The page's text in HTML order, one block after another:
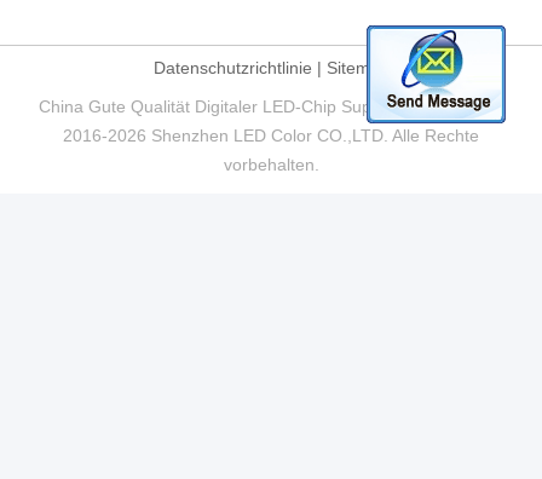
Datenschutzrichtlinie | Sitemap
China Gute Qualität Digitaler LED-Chip Supplier. Copyright ©
2016-2026 Shenzhen LED Color CO.,LTD. Alle Rechte
vorbehalten.